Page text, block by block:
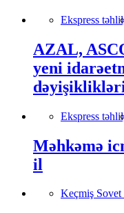
Ekspress
AZAL,
yeni
Ekspress
Məhkəmə
il
Keçmiş Sovet